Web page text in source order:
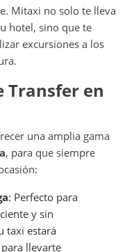
Mitaxi no solo te lleva
hotel, sino que te
excursiones a los
Transfer en
una amplia gama
, para que siempre
: Perfecto para
y sin
taxi estará
llevarte